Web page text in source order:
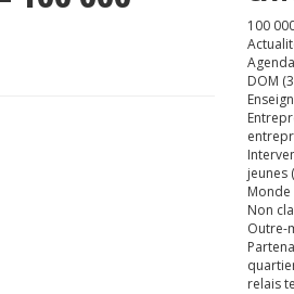
100
Agenda
DOM
jeunes
Non
Outre-
relais